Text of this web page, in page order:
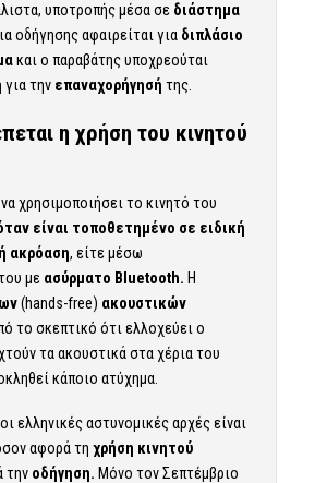
υποτροπής μέσα σε διάστημα
οδήγησης αφαιρείται για διπλάσιο
και ο παραβάτης υποχρεούται
για την επαναχορήγησή της.
η χρήση του κινητού
χρησιμοποιήσει το κινητό του
είναι τοποθετημένο σε ειδική
ακρόαση, είτε μέσω
με ασύρματο Bluetooth. Η
(hands-free) ακουστικών
το σκεπτικό ότι ελλοχεύει ο
τα ακουστικά στα χέρια του
κάποιο ατύχημα.
ελληνικές αστυνομικές αρχές είναι
αφορά τη χρήση κινητού
την οδήγηση. Μόνο τον Σεπτέμβριο